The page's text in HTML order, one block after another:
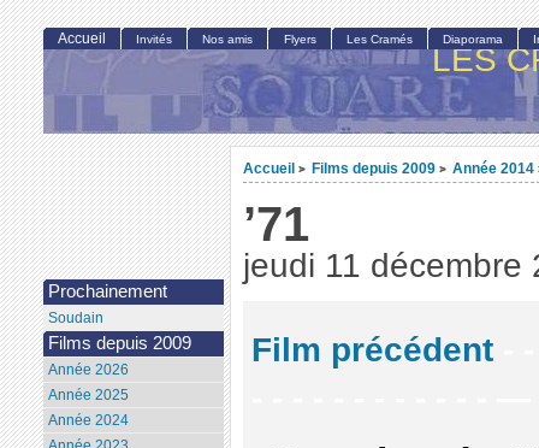
LES
Accueil > Films depuis 2009 > Année 2014
’71
jeudi 11 décembre
Film précédent
Accueil Invités Nos amis Flyers Les Cramés Diaporama
Prochainement
Soudain
Films depuis 2009
Année 2026
Année 2025
Année 2024